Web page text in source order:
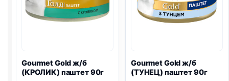
Gourmet Gold ж/б
(КРОЛИК) паштет 90г
Gourmet Gold ж/б
(ТУНЕЦ) паштет 90г